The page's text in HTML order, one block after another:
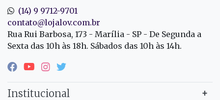
(14) 9 9712-9701
contato@lojalov.com.br
Rua Rui Barbosa, 173 - Marília - SP - De Segunda a
Sexta das 10h às 18h. Sábados das 10h às 14h.
Institucional